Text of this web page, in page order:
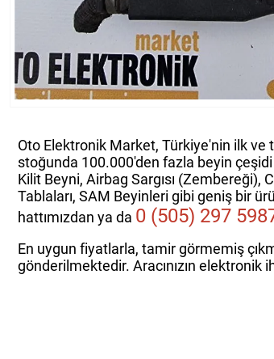
Oto Elektronik Market, Türkiye'nin ilk ve
stoğunda 100.000'den fazla beyin
Kilit Beyni, Airbag Sargısı
Tablaları, SAM Beyinleri gibi geniş bir
hattımızdan ya da 0 (505) 297
En uygun fiyatlarla, tamir görmemiş
gönderilmektedir. Aracınızın elektronik